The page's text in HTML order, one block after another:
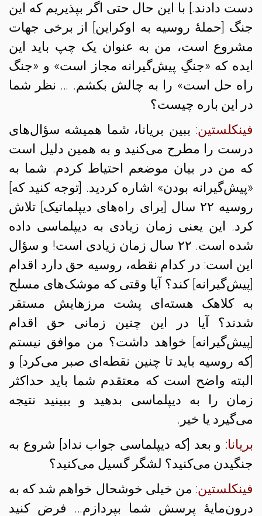
دست دادند.] با این حال حتی اگر بپذیریم که این
جنگ [حملهٔ روسیه به اوکراین] از برخی جهات
مشروع است، من به عنوان یک چپ باید این
ایده که «جنگِ پیش‌گیرانه مجاز است» و «جنگ
راه حل است» را به چالش بکشم. … نظر شما
در این‌ باره چیست؟
فینکلستین: ببین بریانا، شما همیشه سؤال‌های
درست را مطرح می‌کنید و به همین دلیل است
که من در بیان موضعم احتیاط کردم. شما به
«پیش‌گیرانه بودن» اشاره کردید. [توجه کنید که]
روسیه ۲۲ سال [برای راه‌های دیپلماتیک] تلاش
کرد. این یعنی زمان زیادی به دیپلماسی داده
شده است. ۲۲ سال زمان زیادی است! و سؤال
این است: در کدام نقطه، روسیه حق دارد اقدام
[پیش‌گیرانه] کند؟ آیا وقتی که موشک‌های مسلح
به کلاهک‌ هسته‌ای پشت مرزهایش مستقر
شدند؟ آیا در این چنین زمانی حق اقدام
[پیش‌گیرانه] خواهد داشت؟ من موافق نیستم
[که روسیه باید تا چنین نقطه‌ای صبر می‌کرد] و
البته واضح است که معتقدم شما باید حداکثر
زمان را به دیپلماسی بدهید و ببینید نتیجه
می‌گیرد یا خیر.
بریانا: و بعد [که دیپلماسی جواب نداد] شروع به
جنگیدن می‌کنید؟ لشگر گسیل می‌کنید؟
فینکلستین: من خیلی خوشحال خواهم شد که به
درون‌مایهٔ پرسش شما بپردازم… فرض کنید